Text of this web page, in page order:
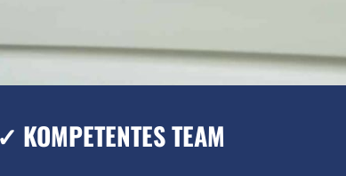
✓ KOMPETENTES TEAM